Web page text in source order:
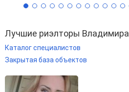
Лучшие риэлторы Владимира
Каталог специалистов
Закрытая база объектов